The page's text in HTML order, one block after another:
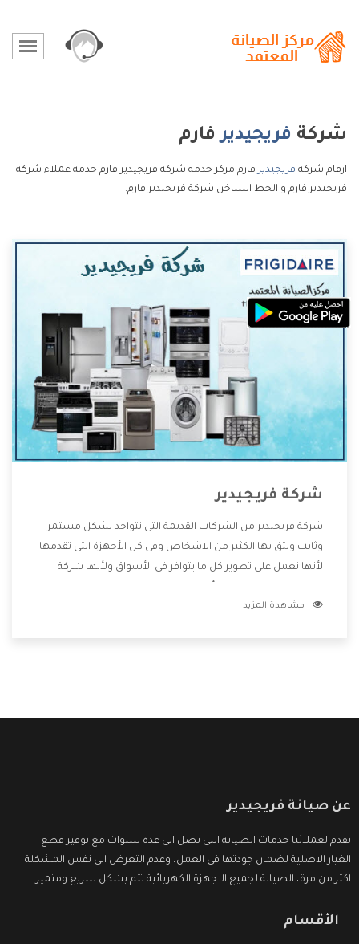
شركة فريجيديرفارم
ارقام شركة فريجيدير فارم مركز خدمة شركة فريجيدير فارم خدمة عملاء شركة
فريجيدير فارم و الخط الساخن شركة فريجيدير فارم.
شركة فريجيدير
شركة فريجيدير من الشركات القديمة التى تتواجد بشكل مستمر
وثابت ويثق بها الكثير من الاشخاص وفى كل الأجهزة التى تقدمها
لأنها تعمل على تطوير كل ما يتوافر فى الأسواق ولأنها شركة
وتقدم للعملاء أقوى العروض والخصومات التى تسهل على
مشاهدة المزيد
عن صيانة فريجيدير
نقدم لعملائنا خدمات الصيانة التى تصل الى عدة سنوات مع توفير قطع
الغيار الاصلية لضمان جودتها فى العمل، وعدم التعرض الى نفس المشكلة
اكثر من مرة، الصيانة لجميع الاجهزة الكهربائية تتم بشكل سريع ومتميز.
الأقسام